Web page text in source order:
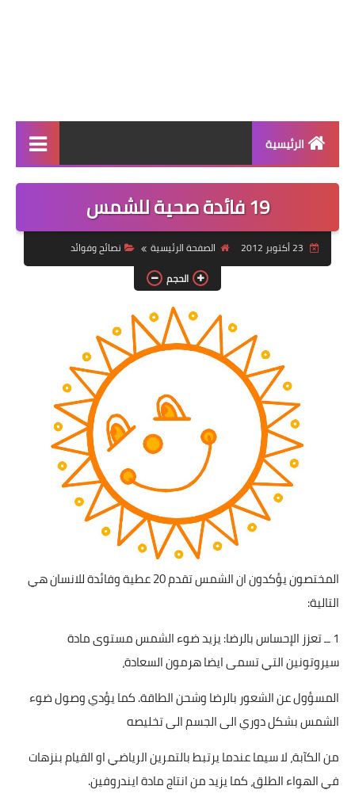
الرئيسية
الرئيسية
أطباق ووجبات
أطباق رئيسية
أطباق جانبية
مقبلات
شوربات
سلطات
ساندويشات
مخبوزات
أطباق أطفال
أطباق بحرية
وصفات حصرية
الجمال والريجيم
الريجيم والرشاقة
العناية بالبشرة
اطباق وأعياد
19 فائدة صحية للشمس
الصفحة الرئيسية
نصائح وفوائد
الحجم
المختصون يؤكدون ان الشمس تقدم 20 عطية وفائدة للانسان هي
التالية:
1 ــ تعزز الإحساس بالرضا: يزيد ضوء الشمس مستوى مادة
سيروتونين التي تسمى ايضا هرمون السعادة،
المسؤول عن الشعور بالرضا وشحن الطاقة. كما يؤدي وصول ضوء
الشمس بشكل دوري الى الجسم الى تخليصه
من الكآبة، لا سيما عندما يرتبط بالتمرين الرياضي او القيام بنزهات
في الهواء الطلق، كما يزيد من انتاج مادة ايندروفين.